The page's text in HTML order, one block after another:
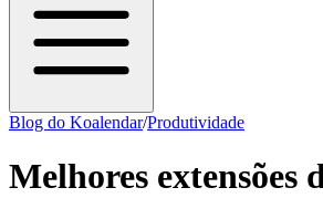
Blog do Koalendar/Produtividade
Melhores extensões